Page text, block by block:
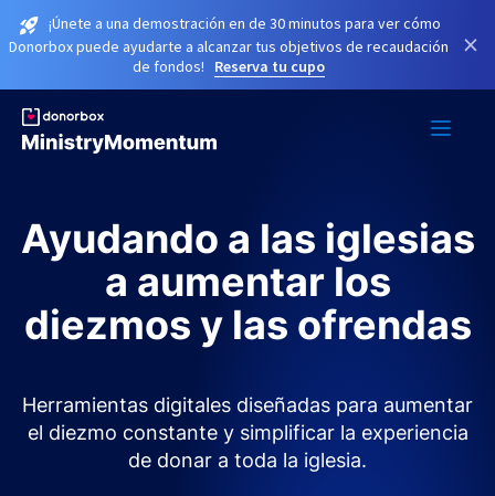
¡Únete a una demostración en de 30 minutos para ver cómo
Donorbox puede ayudarte a alcanzar tus objetivos de recaudación
de fondos!
Reserva tu cupo
×
Ayudando a las iglesias
a aumentar los
diezmos y las ofrendas
Herramientas digitales diseñadas para aumentar
el diezmo constante y simplificar la experiencia
de donar a toda la iglesia.